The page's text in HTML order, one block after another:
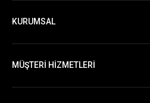
KURUMSAL
MÜŞTERİ HİZMETLERİ